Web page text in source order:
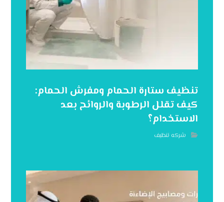
تنظيف ستارة الحمام ومفرش الحمام:
كيف تقلل الرطوبة والروائح بعد
الاستخدام؟
شركه تنظيف